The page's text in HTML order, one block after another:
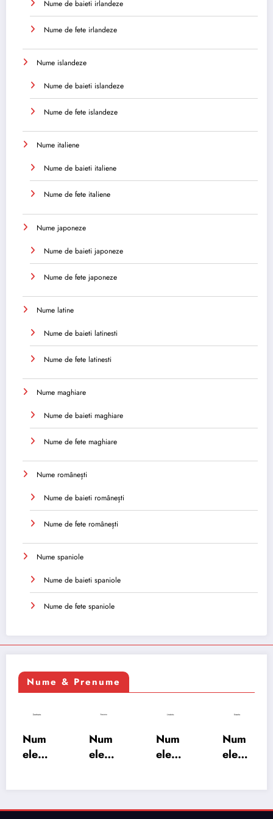
Nume de baieti irlandeze
Nume de fete irlandeze
Nume islandeze
Nume de baieti islandeze
Nume de fete islandeze
Nume italiene
Nume de baieti italiene
Nume de fete italiene
Nume japoneze
Nume de baieti japoneze
Nume de fete japoneze
Nume latine
Nume de baieti latinesti
Nume de fete latinesti
Nume maghiare
Nume de baieti maghiare
Nume de fete maghiare
Nume românești
Nume de baieti românești
Nume de fete românești
Nume spaniole
Nume de baieti spaniole
Nume de fete spaniole
Nume & Prenume
Num
ele
semn
Num
ele
semn
Num
ele
semn
Num
ele
ificați